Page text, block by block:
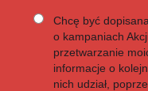
Chcę być
o kampaniach
przetwarzanie
informacje o
nich udział,